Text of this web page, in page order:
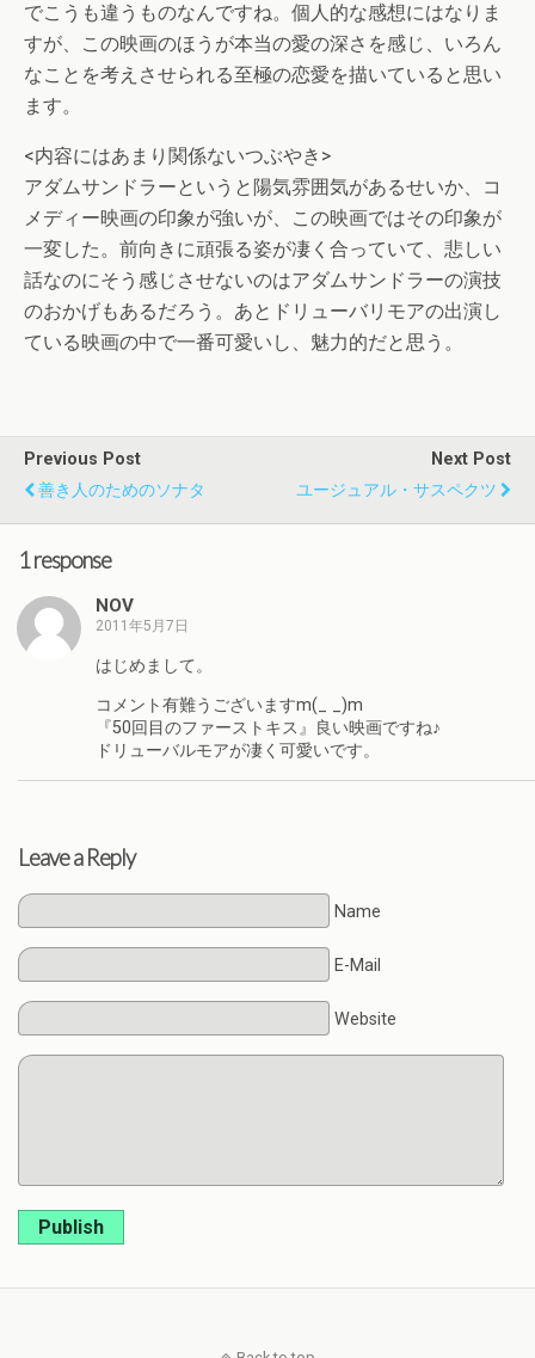
でこうも違うものなんですね。個人的な感想にはなりま
すが、この映画のほうが本当の愛の深さを感じ、いろん
なことを考えさせられる至極の恋愛を描いていると思い
ます。
<内容にはあまり関係ないつぶやき>
アダムサンドラーというと陽気雰囲気があるせいか、コ
メディー映画の印象が強いが、この映画ではその印象が
一変した。前向きに頑張る姿が凄く合っていて、悲しい
話なのにそう感じさせないのはアダムサンドラーの演技
のおかげもあるだろう。あとドリューバリモアの出演し
ている映画の中で一番可愛いし、魅力的だと思う。
Previous Post
善き人のためのソナタ
Next Post
ユージュアル・サスペクツ
1 response
NOV
2011年5月7日
はじめまして。
コメント有難うございますm(_ _)m
『50回目のファーストキス』良い映画ですね♪
ドリューバルモアが凄く可愛いです。
Leave a Reply
Name
E-Mail
Website
Publish